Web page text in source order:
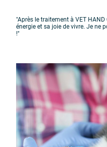
"Après le traitement à VET
énergie et sa joie de vivre. Je ne
!"